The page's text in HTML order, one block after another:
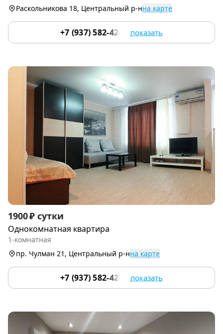
Раскольникова 18, Центральный р-нна карте
+7 (937) 582-42-22 показать
Item
1
of
4
1900 ₽ сутки
Однокомнатная квартира
1-комнатная
пр. Чулман 21, Центральный р-нна карте
+7 (937) 582-42-22 показать